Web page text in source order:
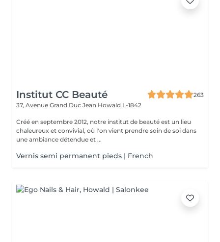
Institut CC Beauté
263
37, Avenue Grand Duc Jean Howald L-1842
Créé en septembre 2012, notre institut de beauté est un lieu
chaleureux et convivial, où l'on vient prendre soin de soi dans
une ambiance détendue et ...
Vernis semi permanent pieds | French